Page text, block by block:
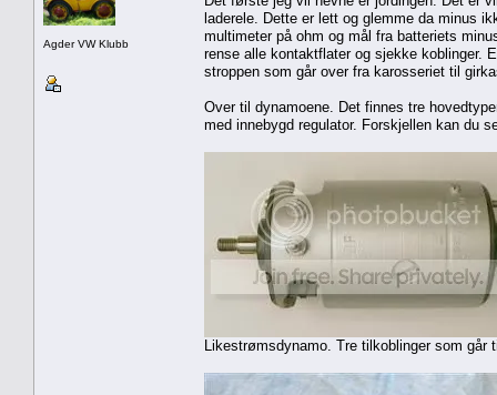
Agder VW Klubb
laderele. Dette er lett og glemme da minus
multimeter på ohm og mål fra batteriets
rense alle kontaktflater og sjekke koblinger.
stroppen som går over fra karosseriet til
Over til dynamoene. Det finnes tre
med innebygd regulator. Forskjellen kan du
Likestrømsdynamo. Tre tilkoblinger som går